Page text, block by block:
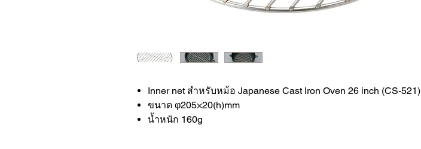
Inner net สำหรับหม้อ Japanese Cast Iron Oven 26 inch (CS-521)
ขนาด φ205×20(h)mm
น้ำหนัก 160g